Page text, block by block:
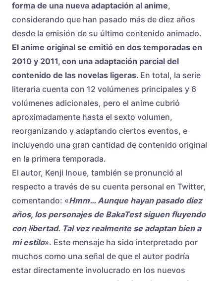
forma de una nueva adaptación al anime,
considerando que han pasado más de diez años
desde la emisión de su último contenido animado.
El anime original se emitió en dos temporadas en
2010 y 2011, con una adaptación parcial del
contenido de las novelas ligeras. En total, la serie
literaria cuenta con 12 volúmenes principales y 6
volúmenes adicionales, pero el anime cubrió
aproximadamente hasta el sexto volumen,
reorganizando y adaptando ciertos eventos, e
incluyendo una gran cantidad de contenido original
en la primera temporada.
El autor, Kenji Inoue, también se pronunció al
respecto a través de su cuenta personal en Twitter,
comentando: «Hmm… Aunque hayan pasado diez
años, los personajes de BakaTest siguen fluyendo
con libertad. Tal vez realmente se adaptan bien a
mi estilo». Este mensaje ha sido interpretado por
muchos como una señal de que el autor podría
estar directamente involucrado en los nuevos